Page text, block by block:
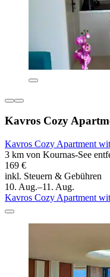
Kavros Cozy
Kavros Cozy Apartment
3 km von Kournas-See
169 €
inkl. Steuern & Gebühren
10. Aug.–11. Aug.
Kavros Cozy Apartment